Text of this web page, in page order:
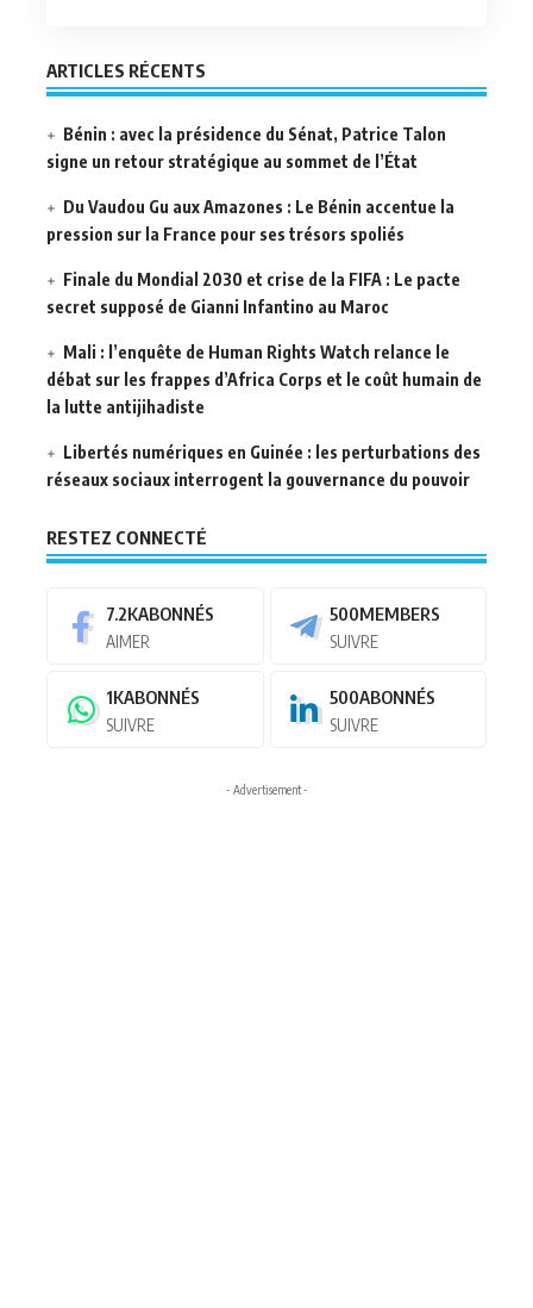
ARTICLES RÉCENTS
Bénin : avec la présidence du Sénat, Patrice Talon
signe un retour stratégique au sommet de l’État
Du Vaudou Gu aux Amazones : Le Bénin accentue la
pression sur la France pour ses trésors spoliés
Finale du Mondial 2030 et crise de la FIFA : Le pacte
secret supposé de Gianni Infantino au Maroc
Mali : l’enquête de Human Rights Watch relance le
débat sur les frappes d’Africa Corps et le coût humain de
la lutte antijihadiste
Libertés numériques en Guinée : les perturbations des
réseaux sociaux interrogent la gouvernance du pouvoir
RESTEZ CONNECTÉ
7.2KABONNÉS
AIMER
500MEMBERS
SUIVRE
1KABONNÉS
SUIVRE
500ABONNÉS
SUIVRE
- Advertisement -